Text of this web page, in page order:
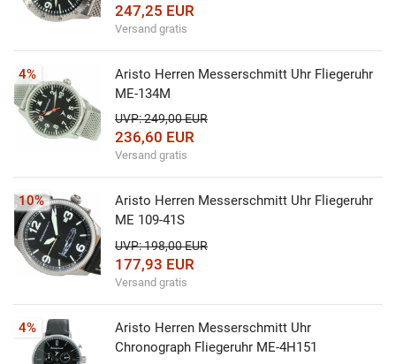
247,25 EUR
Versand gratis
Aristo Herren Messerschmitt Uhr Fliegeruhr
ME-134M
UVP: 249,00 EUR
236,60 EUR
Versand gratis
4%
Aristo Herren Messerschmitt Uhr Fliegeruhr
ME 109-41S
UVP: 198,00 EUR
177,93 EUR
Versand gratis
10%
Aristo Herren Messerschmitt Uhr
Chronograph Fliegeruhr ME-4H151
4%